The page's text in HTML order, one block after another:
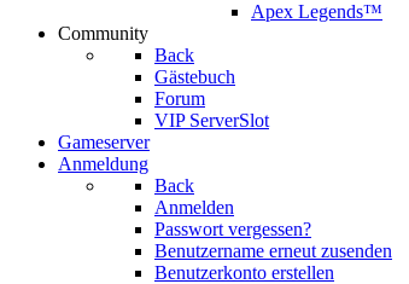
Apex Legends™
Community
Back
Gästebuch
Forum
VIP ServerSlot
Gameserver
Anmeldung
Back
Anmelden
Passwort vergessen?
Benutzername erneut zusenden
Benutzerkonto erstellen